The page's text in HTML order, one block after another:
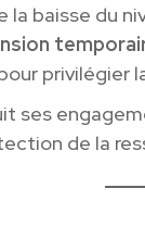
la baisse du
privilégier
ses
de la